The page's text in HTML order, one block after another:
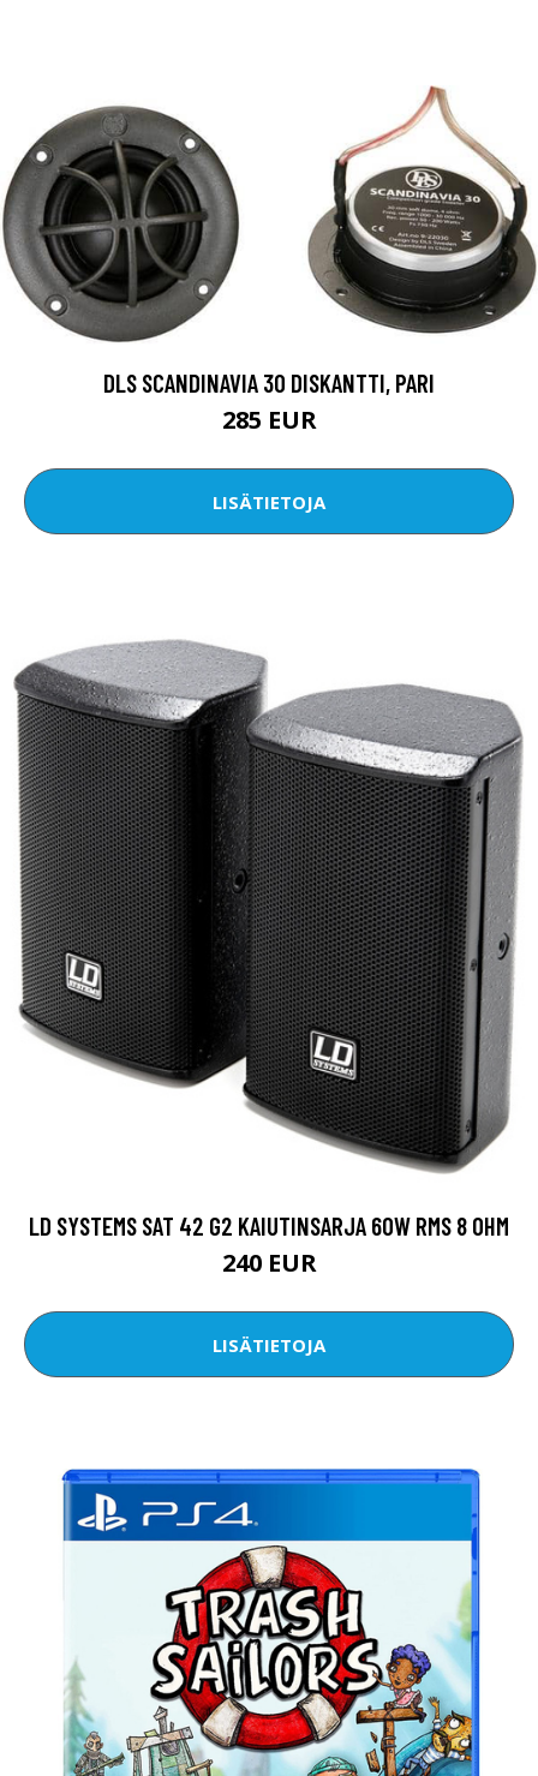
DLS SCANDINAVIA 30 DISKANTTI, PARI
285 EUR
LISÄTIETOJA
LD SYSTEMS SAT 42 G2 KAIUTINSARJA 60W RMS 8 OHM
240 EUR
LISÄTIETOJA